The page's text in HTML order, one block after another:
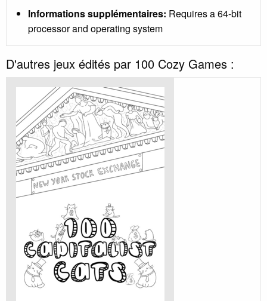
Informations supplémentaires: Requires a 64-bit
processor and operating system
D'autres jeux édités par 100 Cozy Games :